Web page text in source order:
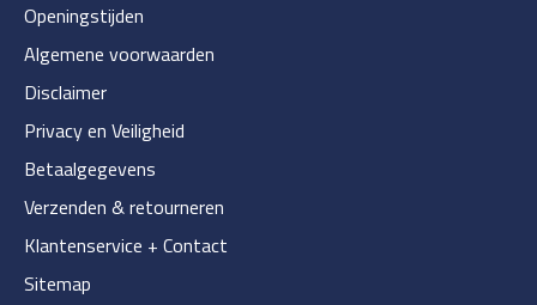
Openingstijden
Algemene voorwaarden
Disclaimer
Privacy en Veiligheid
Betaalgegevens
Verzenden & retourneren
Klantenservice + Contact
Sitemap